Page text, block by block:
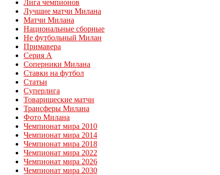
Лига чемпионов
Лучшие матчи Милана
Матчи Милана
Национальные сборные
Не футбольный Милан
Примавера
Серия А
Соперники Милана
Ставки на футбол
Статьи
Суперлига
Товарищеские матчи
Трансферы Милана
Фото Милана
Чемпионат мира 2010
Чемпионат мира 2014
Чемпионат мира 2018
Чемпионат мира 2022
Чемпионат мира 2026
Чемпионат мира 2030